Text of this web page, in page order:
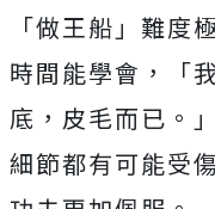
「做王船」難度
時間能學會，「
底， 皮毛而已。
細節都有可能受